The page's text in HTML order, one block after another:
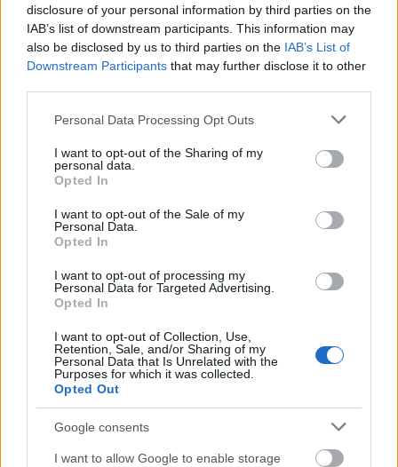
disclosure of your personal information by third parties on the
IAB’s list of downstream participants. This information may
also be disclosed by us to third parties on the IAB’s List of
Downstream Participants that may further disclose it to other
Please note that this website/app uses one or more Google
not limited to your visit or usage behaviour. You may click to
grant or deny consent to Google and its third-party tags to
use your data for below specified purposes in below Google
consent section.
Personal Data Processing Opt Outs
I want to opt-out of the Sharing of my
personal data.
Opted In
I want to opt-out of the Sale of my
Personal Data.
Opted In
I want to opt-out of processing my
Personal Data for Targeted Advertising.
Opted In
I want to opt-out of Collection, Use,
Retention, Sale, and/or Sharing of my
Personal Data that Is Unrelated with the
Purposes for which it was collected.
Opted Out
Google consents
I want to allow Google to enable storage
Στην πρεμιέρα του Eternals στο Λος Άντζελες τον
περασμένο Νοέμβριο, η Jolie εθεάθη να φοράει ένα
τράβηξε την προσοχή του κοινού: ένα piercing στα
χείλη που έφτανε μέχρι το πηγούνι της.
Και δεν ξέρουμε αν η Angelina τρύπησε τα χείλη
της ή όχι, πάντως μας έδωσε έμπνευση για εκείνες
τις μέρες που θέλουμε να εντυπωσιάσουμε.